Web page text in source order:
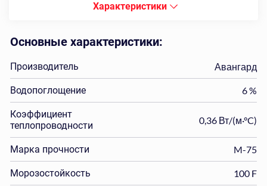
Характеристики
Основные характеристики:
Производитель Авангард
Водопоглощение 6 %
Коэффициент
теплопроводности
0,36 Вт/(м·°C)
Марка прочности M-75
Морозостойкость 100 F